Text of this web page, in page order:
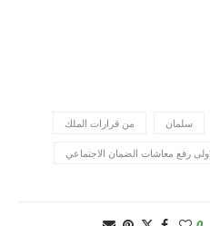
سلمان من قرارات الملك
رفع معاشات الضمان الاجتماعي